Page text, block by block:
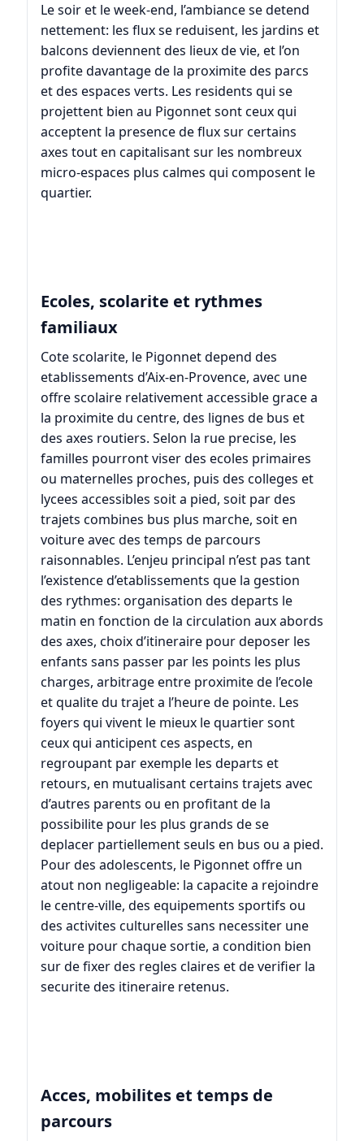
Le soir et le week-end, l’ambiance se detend
nettement: les flux se reduisent, les jardins et
balcons deviennent des lieux de vie, et l’on
profite davantage de la proximite des parcs
et des espaces verts. Les residents qui se
projettent bien au Pigonnet sont ceux qui
acceptent la presence de flux sur certains
axes tout en capitalisant sur les nombreux
micro-espaces plus calmes qui composent le
quartier.
Ecoles, scolarite et rythmes
familiaux
Cote scolarite, le Pigonnet depend des
etablissements d’Aix-en-Provence, avec une
offre scolaire relativement accessible grace a
la proximite du centre, des lignes de bus et
des axes routiers. Selon la rue precise, les
familles pourront viser des ecoles primaires
ou maternelles proches, puis des colleges et
lycees accessibles soit a pied, soit par des
trajets combines bus plus marche, soit en
voiture avec des temps de parcours
raisonnables. L’enjeu principal n’est pas tant
l’existence d’etablissements que la gestion
des rythmes: organisation des departs le
matin en fonction de la circulation aux abords
des axes, choix d’itineraire pour deposer les
enfants sans passer par les points les plus
charges, arbitrage entre proximite de l’ecole
et qualite du trajet a l’heure de pointe. Les
foyers qui vivent le mieux le quartier sont
ceux qui anticipent ces aspects, en
regroupant par exemple les departs et
retours, en mutualisant certains trajets avec
d’autres parents ou en profitant de la
possibilite pour les plus grands de se
deplacer partiellement seuls en bus ou a pied.
Pour des adolescents, le Pigonnet offre un
atout non negligeable: la capacite a rejoindre
le centre-ville, des equipements sportifs ou
des activites culturelles sans necessiter une
voiture pour chaque sortie, a condition bien
sur de fixer des regles claires et de verifier la
securite des itineraire retenus.
Acces, mobilites et temps de
parcours